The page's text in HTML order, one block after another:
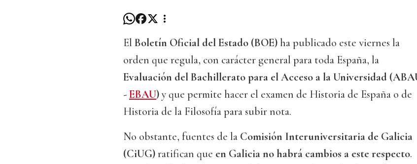
El Boletín Oficial del Estado (BOE)ha publicado este viernes la
orden que regula, con carácter general para toda España, la
Evaluación del Bachillerato para el Acceso a la Universidad
-EBAU)y que permite hacer el examen de Historia de España o de
Historia de la Filosofía para subir nota.
No obstante, fuentes de la Comisión Interuniversitaria de Galicia
(CiUG)ratifican que en Galicia no habrá cambios a este respecto.